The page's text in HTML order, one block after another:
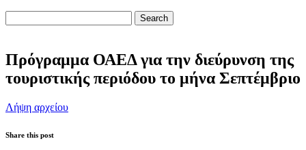
Search
Πρόγραμμα ΟΑΕΔ για την διεύρυνση της
τουριστικής περιόδου το μήνα Σεπτέμβριο
Λήψη αρχείου
Share this post